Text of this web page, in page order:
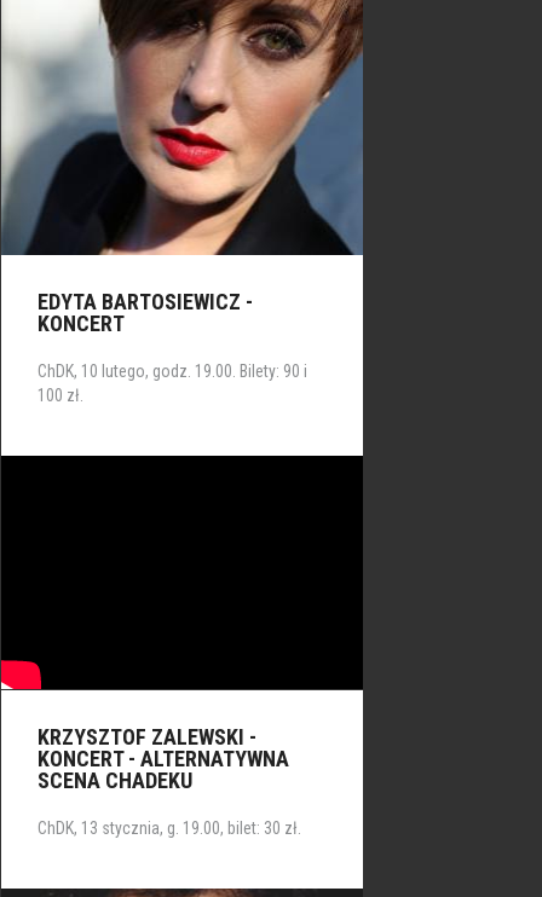
EDYTA BARTOSIEWICZ -
KONCERT
ChDK, 10 lutego, godz. 19.00. Bilety: 90 i
100 zł.
KRZYSZTOF ZALEWSKI -
KONCERT - ALTERNATYWNA
SCENA CHADEKU
ChDK, 13 stycznia, g. 19.00, bilet: 30 zł.